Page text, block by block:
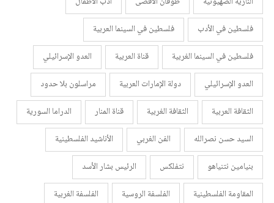
فلسطين في الأدب
فلسطين في السينما العربية
فلسطين في السينما الغربية
قناة العربية
العدو الإسرائيلي
العدو الإسرائيلي
دولة الإمارات العربية
مراسلون بلا حدود
الثقافة العربية
الثقافة الغربية قناة المنار
الدراما السورية
السيد حسن نصرالله
الفن الغربي
الأناشيد الفلسطينية
بنيامين نتنياهو
نتفلكس
الرئيس بشار الأسد
المقاومة الفلسطينية
الفلسفة الروسية
الفلسفة الغربية